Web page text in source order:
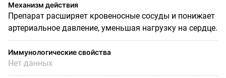
Механизм действия
Препарат расширяет кровеносные сосуды и понижает
артериальное давление, уменьшая нагрузку на сердце.
Иммунологические свойства
Нет данных